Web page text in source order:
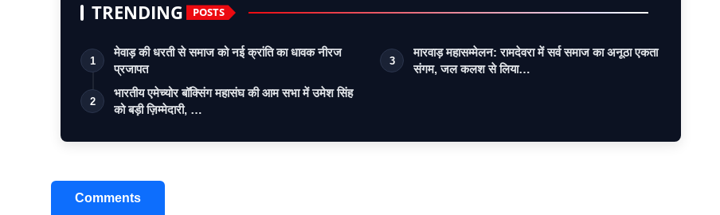
TRENDING POSTS
1
मेवाड़ की धरती से समाज को नई क्रांति का धावक नीरज
प्रजापत
2
भारतीय एमेच्योर बॉक्सिंग महासंघ की आम सभा में उमेश सिंह
को बड़ी ज़िम्मेदारी, …
3
मारवाड़ महासम्मेलन: रामदेवरा में सर्व समाज का अनूठा एकता
संगम, जल कलश से लिया…
Comments